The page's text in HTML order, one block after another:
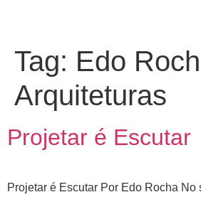
Tag: Edo
Arquiteturas
Projetar é Escutar
Projetar é Escutar Por Edo Rocha No